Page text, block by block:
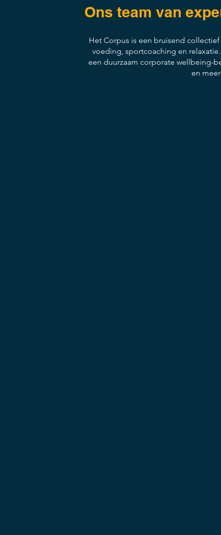
Ons team van
Het Corpus is een bruisend
voeding, sportcoaching en
een duurzaam corporate wellbeing-
en